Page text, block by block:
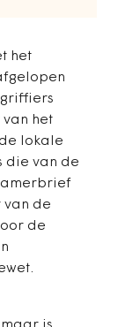
het
het
lokale
die van de
van de
de